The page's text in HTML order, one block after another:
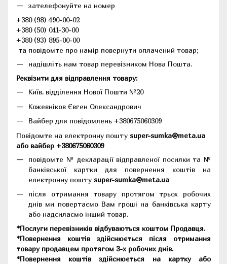
зателефонуйте на номер
+380 (98) 490-00-02
+380 (50) 041-30-00
+380 (93) 895-00-00
та повідомте про намір повернути оплачений товар;
надішліть нам товар перевізником Нова Пошта.
Реквізити для відправлення товару:
Київ, відділення Нової Пошти №20
Кожевніков Євген Олександрович
Вайбер для повідомлень +380675060309
Повідомте на електронну пошту super-sumka@meta.ua
або вайбер +380675060309
повідомте № декларації відправленої посилки та №
банківської картки для повернення коштів на
електронну пошту super-sumka@meta.ua
після отримання товару протягом трьох робочих
днів ми повертаємо Вам гроші на банківська карту
або надсилаємо інший товар.
*Послуги перевізників відбуваються коштом Продавця.
*Повернення коштів здійснюється після отримання
товару продавцем протягом 3-х робочих днів.
*Повернення коштів здійснюється на картку або